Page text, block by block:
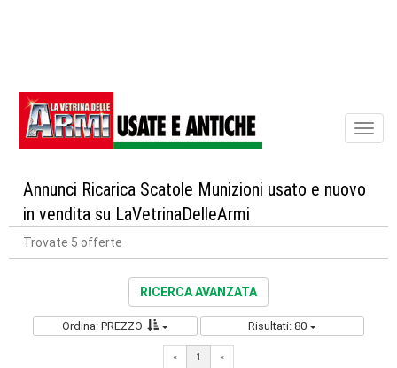
Annunci Ricarica Scatole Munizioni usato e nuovo
in vendita su LaVetrinaDelleArmi
Trovate 5 offerte
RICERCA AVANZATA
Ordina: PREZZO Risultati: 80
« 1 «